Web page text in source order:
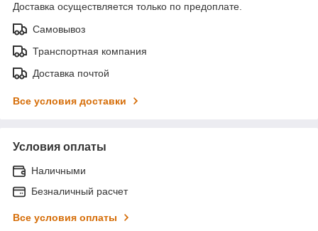
Доставка осуществляется только по предоплате.
Самовывоз
Транспортная компания
Доставка почтой
Все условия доставки
Условия оплаты
Наличными
Безналичный расчет
Все условия оплаты